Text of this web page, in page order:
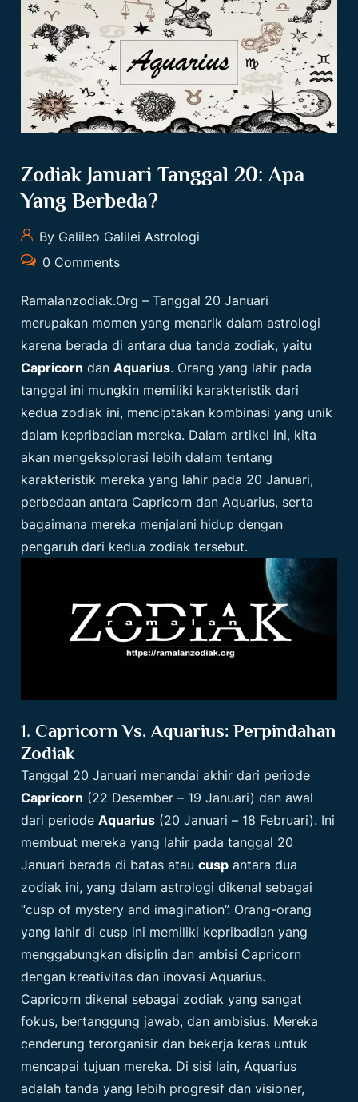
Zodiak Januari Tanggal 20: Apa
Yang Berbeda?
By Galileo Galilei Astrologi
0 Comments
Ramalanzodiak.org – Tanggal 20 Januari
merupakan momen yang menarik dalam astrologi
karena berada di antara dua tanda zodiak, yaitu
Capricorn danAquarius. Orang yang lahir pada
tanggal ini mungkin memiliki karakteristik dari
kedua zodiak ini, menciptakan kombinasi yang unik
dalam kepribadian mereka. Dalam artikel ini, kita
akan mengeksplorasi lebih dalam tentang
karakteristik mereka yang lahir pada 20 Januari,
perbedaan antara Capricorn dan Aquarius, serta
bagaimana mereka menjalani hidup dengan
pengaruh dari kedua zodiak tersebut.
1.Capricorn Vs. Aquarius: Perpindahan
Zodiak
Tanggal 20 Januari menandai akhir dari periode
Capricorn (22 Desember – 19 Januari) dan awal
dari periodeAquarius (20 Januari – 18 Februari). Ini
membuat mereka yang lahir pada tanggal 20
Januari berada di batas ataucusp antara dua
zodiak ini, yang dalam astrologi dikenal sebagai
“cusp of mystery and imagination”. Orang-orang
yang lahir di cusp ini memiliki kepribadian yang
menggabungkan disiplin dan ambisi Capricorn
dengan kreativitas dan inovasi Aquarius.
Capricorn dikenal sebagai zodiak yang sangat
fokus, bertanggung jawab, dan ambisius. Mereka
cenderung terorganisir dan bekerja keras untuk
mencapai tujuan mereka. Di sisi lain, Aquarius
adalah tanda yang lebih progresif dan visioner,